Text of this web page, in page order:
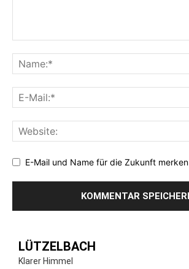
E-Mail und Name für die Zukunft merken
LÜTZELBACH
Klarer Himmel